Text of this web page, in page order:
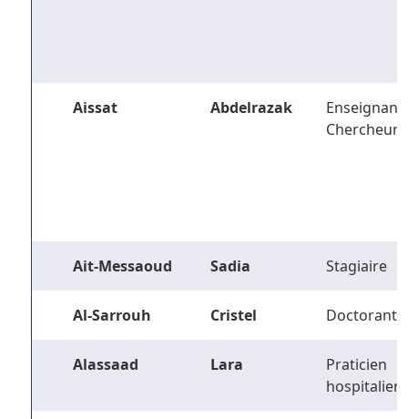
Aissat Abdelrazak
Enseignant-
Chercheur
Ait-Messaoud Sadia Stagiaire
Al-Sarrouh Cristel Doctorant
Alassaad Lara
Praticien
hospitalier